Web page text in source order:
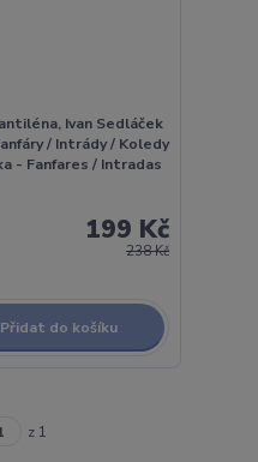
Ivan Sedláček
/ Intrády / Koledy
- Fanfares / Intradas
238 Kč
199 Kč
Přidat do košíku
z 1